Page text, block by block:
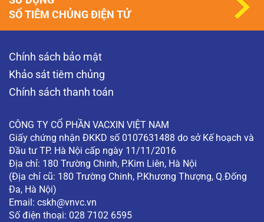
Chính sách bảo mật
Khảo sát tiêm chủng
Chính sách thanh toán
CÔNG TY CỔ PHẦN VACXIN VIỆT NAM
Giấy chứng nhận ĐKKD số 0107631488 do sở Kế hoạch và
Đầu tư TP. Hà Nội cấp ngày 11/11/2016
Địa chỉ: 180 Trường Chinh, P.Kim Liên, Hà Nội
(Địa chỉ cũ: 180 Trường Chinh, P.Khương Thượng, Q.Đống
Đa, Hà Nội)
Email: cskh@vnvc.vn
Số điện thoại: 028 7102 6595
SỔ TIÊM CHỦNG ĐIỆN TỬ